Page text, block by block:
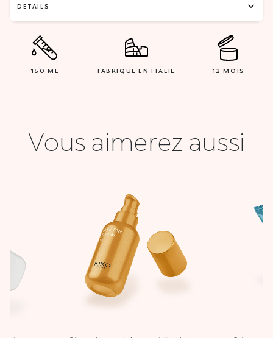
DÉTAILS
150 ML FABRIQUE EN ITALIE 12 MOIS
Vous aimerez aussi